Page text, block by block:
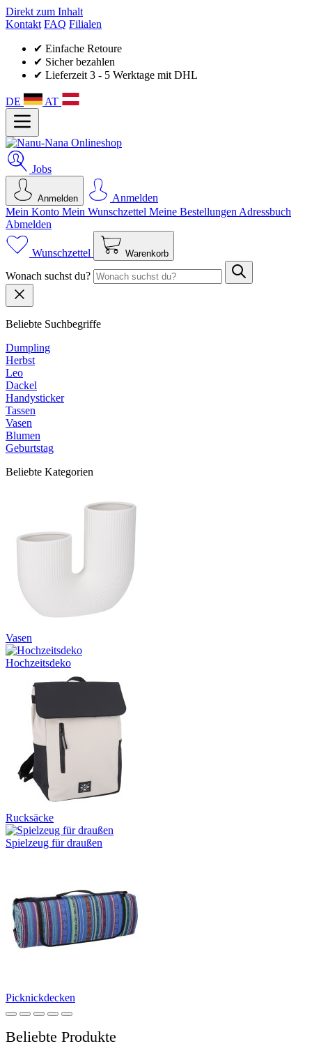
Direkt zum Inhalt
Kontakt FAQ Filialen
✔ Einfache Retoure
✔ Sicher bezahlen
✔ Lieferzeit 3 - 5 Werktage mit DHL
DE AT
Jobs
Anmelden
Anmelden
Mein Konto Mein Wunsch­zettel Meine Bestellungen Adressbuch
Abmelden
Wunschzettel Warenkorb
Wonach suchst du?
Beliebte Suchbegriffe
Dumpling
Herbst
Leo
Dackel
Handysticker
Tassen
Vasen
Blumen
Geburtstag
Beliebte Kategorien
Vasen
Hochzeitsdeko
Rucksäcke
Spielzeug für draußen
Picknickdecken
Beliebte Produkte